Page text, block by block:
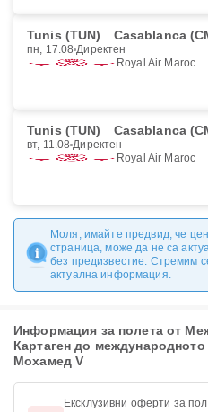
Tunis (TUN) Casablanca
пн, 17.08 Директен
Royal Air Maroc
Tunis (TUN) Casablanca
вт, 11.08 Директен
Royal Air Maroc
Моля, имайте предвид, че
страница, може да не са
без предизвестие. Стремим
актуална информация.
Информация за полета от
Картаген до
Мохамед V
Ексклузивни оферти за